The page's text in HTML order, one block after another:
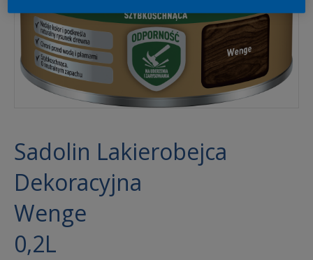
Sadolin Lakierobejca
Dekoracyjna
Wenge
0,2L